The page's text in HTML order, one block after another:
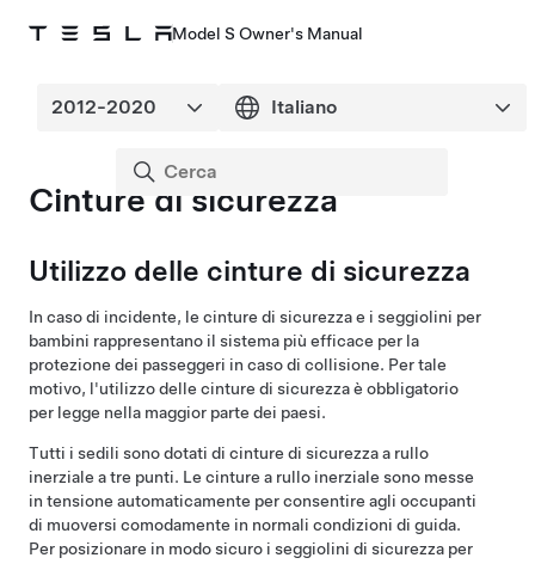
Model S Owner's Manual
Cinture di sicurezza
Utilizzo delle cinture di sicurezza
In caso di incidente, le cinture di sicurezza e i seggiolini per
bambini rappresentano il sistema più efficace per la
protezione dei passeggeri in caso di collisione. Per tale
motivo, l'utilizzo delle cinture di sicurezza è obbligatorio
per legge nella maggior parte dei paesi.
Tutti i sedili sono dotati di cinture di sicurezza a rullo
inerziale a tre punti. Le cinture a rullo inerziale sono messe
in tensione automaticamente per consentire agli occupanti
di muoversi comodamente in normali condizioni di guida.
Per posizionare in modo sicuro i seggiolini di sicurezza per